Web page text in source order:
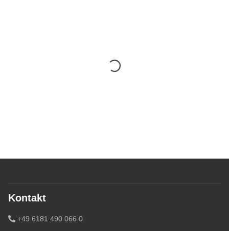
Kontakt
+49 6181 490 066 0